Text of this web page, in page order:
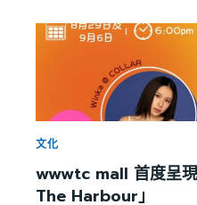
文化
wwwtc mall 首度呈
The Harbour」